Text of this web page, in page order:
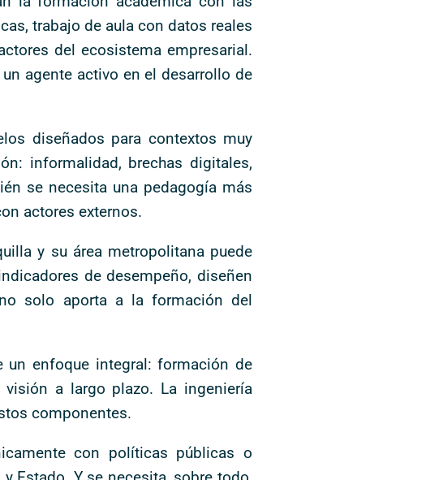
trabajo de aula con datos reales
del ecosistema empresarial.
agente activo en el desarrollo de
diseñados para contextos muy
informalidad, brechas digitales,
se necesita una pedagogía más
actores externos.
y su área metropolitana puede
de desempeño, diseñen
solo aporta a la formación del
un enfoque integral: formación de
a largo plazo. La ingeniería
componentes.
con políticas públicas o